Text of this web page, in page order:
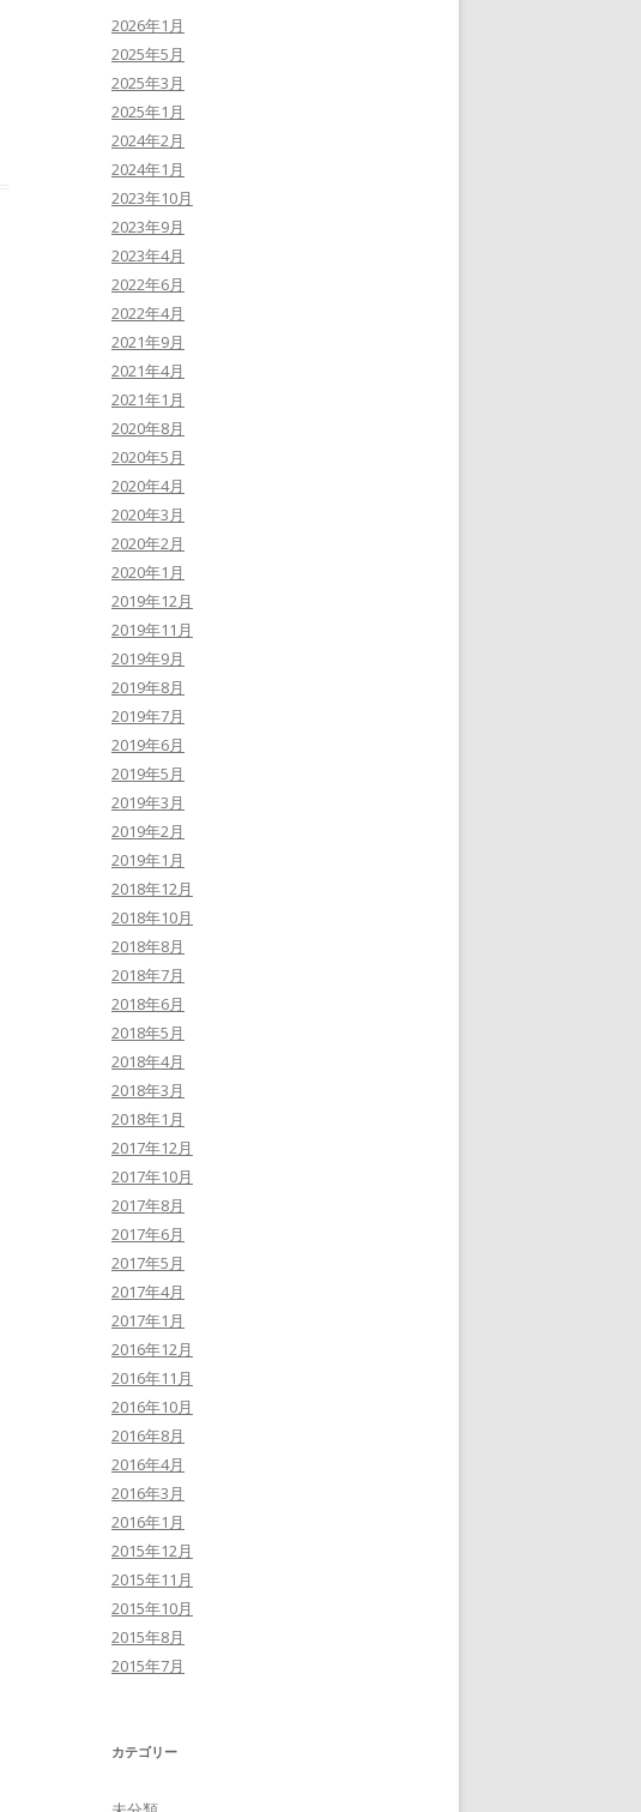
2026年1月
2025年5月
2025年3月
2025年1月
2024年2月
2024年1月
2023年10月
2023年9月
2023年4月
2022年6月
2022年4月
2021年9月
2021年4月
2021年1月
2020年8月
2020年5月
2020年4月
2020年3月
2020年2月
2020年1月
2019年12月
2019年11月
2019年9月
2019年8月
2019年7月
2019年6月
2019年5月
2019年3月
2019年2月
2019年1月
2018年12月
2018年10月
2018年8月
2018年7月
2018年6月
2018年5月
2018年4月
2018年3月
2018年1月
2017年12月
2017年10月
2017年8月
2017年6月
2017年5月
2017年4月
2017年1月
2016年12月
2016年11月
2016年10月
2016年8月
2016年4月
2016年3月
2016年1月
2015年12月
2015年11月
2015年10月
2015年8月
2015年7月
カテゴリー